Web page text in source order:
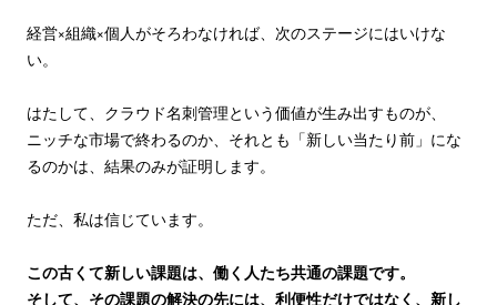
経営×組織×個人がそろわなければ、次のステージにはいけな
い。
はたして、クラウド名刺管理という価値が生み出すものが、
ニッチな市場で終わるのか、それとも「新しい当たり前」にな
るのかは、結果のみが証明します。
ただ、私は信じています。
この古くて新しい課題は、働く人たち共通の課題です。
そして、その課題の解決の先には、利便性だけではなく、新し